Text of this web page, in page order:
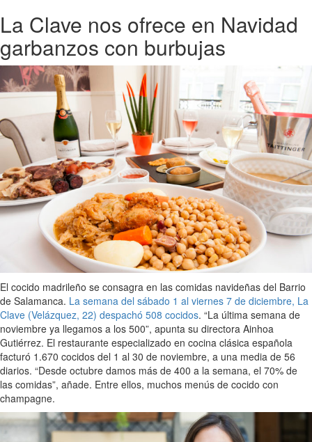
La Clave nos ofrece en Navidad
garbanzos con burbujas
El cocido madrileño se consagra en las comidas navideñas del Barrio
de Salamanca. La semana del sábado 1 al viernes 7 de diciembre, La
Clave (Velázquez, 22) despachó 508 cocidos. “La última semana de
noviembre ya llegamos a los 500”, apunta su directora Ainhoa
Gutiérrez. El restaurante especializado en cocina clásica española
facturó 1.670 cocidos del 1 al 30 de noviembre, a una media de 56
diarios. “Desde octubre damos más de 400 a la semana, el 70% de
las comidas”, añade. Entre ellos, muchos menús de cocido con
champagne.